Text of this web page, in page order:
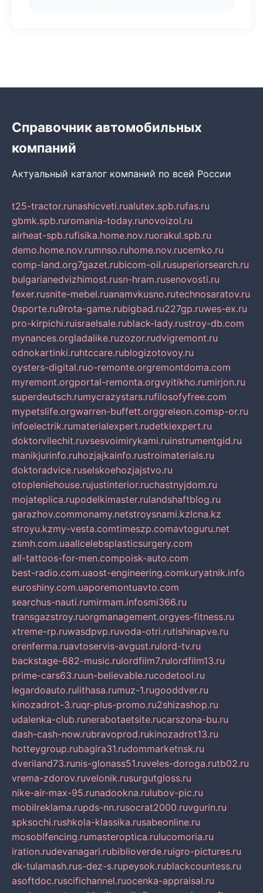
Справочник автомобильных
компаний
Актуальный каталог компаний по всей России
t25-tractor.runashicveti.rualutex.spb.rufas.ru
gbmk.spb.ruromania-today.runovoizol.ru
airheat-spb.rufisika.home.nov.ruorakul.spb.ru
demo.home.nov.rumnso.ruhome.nov.rucemko.ru
comp-land.org7gazet.rubicom-oil.rusuperiorsearch.ru
bulgarianedvizhimost.rusn-hram.rusenovosti.ru
fexer.rusnite-mebel.ruanamvkusno.rutechnosaratov.ru
0sporte.ru9rota-game.rubigbad.ru227gp.ruwes-ex.ru
pro-kirpichi.ruisraelsale.rublack-lady.rustroy-db.com
mynances.orgladalike.ruzozor.rudvigremont.ru
odnokartinki.ruhtccare.rublogizotovoy.ru
oysters-digital.ruo-remonte.orgremontdoma.com
myremont.orgportal-remonta.orgvyitikho.rumirjon.ru
superdeutsch.rumycrazystars.rufilosofyfree.com
mypetslife.orgwarren-buffett.orggreleon.comsp-or.ru
infoelectrik.rumaterialexpert.rudetkiexpert.ru
doktorvilechit.ruvsesvoimirykami.ruinstrumentgid.ru
manikjurinfo.ruhozjajkainfo.rustroimaterials.ru
doktoradvice.ruselskoehozjajstvo.ru
otopleniehouse.rujustinterior.ruchastnyjdom.ru
mojateplica.rupodelkimaster.rulandshaftblog.ru
garazhov.commonamy.netstroysnami.kzlcna.kz
stroyu.kzmy-vesta.comtimeszp.comavtoguru.net
zsmh.com.uaallcelebsplasticsurgery.com
all-tattoos-for-men.compoisk-auto.com
best-radio.com.uaost-engineering.comkuryatnik.info
euroshiny.com.uaporemontuavto.com
searchus-nauti.rumirmam.infosmi366.ru
transgazstroy.ruorgmanagement.orgyes-fitness.ru
xtreme-rp.ruwasdpvp.ruvoda-otri.rutishinapve.ru
orenferma.ruavtoservis-avgust.rulord-tv.ru
backstage-682-music.rulordfilm7.rulordfilm13.ru
prime-cars63.ruun-believable.rucodetool.ru
legardoauto.rulithasa.rumuz-1.rugooddver.ru
kinozadrot-3.ruqr-plus-promo.ru2shizashop.ru
udalenka-club.runerabotaetsite.rucarszona-bu.ru
dash-cash-now.rubravoprod.rukinozadrot13.ru
hotteygroup.rubagira31.rudommarketnsk.ru
dveriland73.runis-glonass51.ruveles-doroga.rutb02.ru
vrema-zdorov.ruvelonik.rusurgutgloss.ru
nike-air-max-95.runadookna.rulubov-pic.ru
mobilreklama.rupds-nn.rusocrat2000.ruvgurin.ru
spksochi.rushkola-klassika.rusabeonline.ru
mosoblfencing.rumasteroptica.rulucomoria.ru
iration.rudevanagari.rubiblioverde.ruigro-pictures.ru
dk-tulamash.rus-dez-s.rupeysok.rublackcountess.ru
asoftdoc.ruscifichannel.ruocenka-appraisal.ru